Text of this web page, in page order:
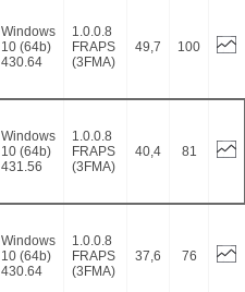
Windows
10 (64b)
430.64
1.0.0.8
FRAPS
(3FMA)
49,7 100
Windows
10 (64b)
431.56
1.0.0.8
FRAPS
(3FMA)
40,4 81
Windows
10 (64b)
430.64
1.0.0.8
FRAPS
(3FMA)
37,6 76